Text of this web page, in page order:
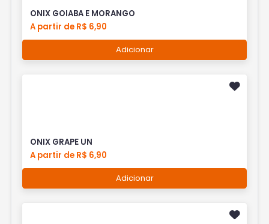
ONIX GOIABA E MORANGO
A partir de R$ 6,90
Adicionar
ONIX GRAPE UN
A partir de R$ 6,90
Adicionar